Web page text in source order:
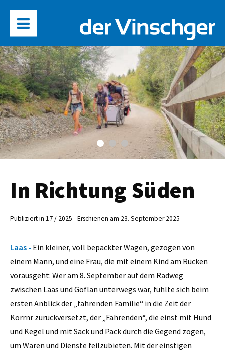
In Richtung Süden
Publiziert in 17 / 2025 - Erschienen am 23. September 2025
Laas - Ein kleiner, voll bepackter Wagen, gezogen von
einem Mann, und eine Frau, die mit einem Kind am Rücken
vorausgeht: Wer am 8. September auf dem Radweg
zwischen Laas und Göflan unterwegs war, fühlte sich beim
ersten Anblick der „fahrenden Familie“ in die Zeit der
Korrnr zurückversetzt, der „Fahrenden“, die einst mit Hund
und Kegel und mit Sack und Pack durch die Gegend zogen,
um Waren und Dienste feilzubieten. Mit der einstigen